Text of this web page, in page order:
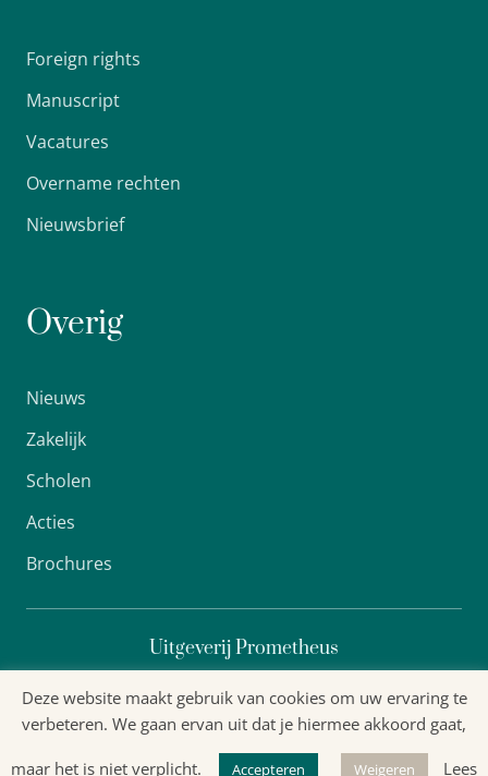
Foreign rights
Manuscript
Vacatures
Overname rechten
Nieuwsbrief
Overig
Nieuws
Zakelijk
Scholen
Acties
Brochures
Uitgeverij Prometheus
Algemene voorwaarden
Deze website maakt gebruik van cookies om uw ervaring te
verbeteren. We gaan ervan uit dat je hiermee akkoord gaat,
maar het is niet verplicht. Accepteren Weigeren Lees